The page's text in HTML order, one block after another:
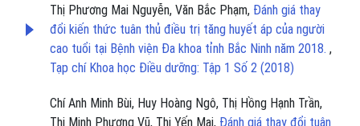
Thị Phương Mai Nguyễn, Văn Bắc Phạm, Đánh giá thay
đổi kiến thức tuân thủ điều trị tăng huyết áp của người
cao tuổi tại Bệnh viện Đa khoa tỉnh Bắc Ninh năm 2018. ,
Tạp chí Khoa học Điều dưỡng: Tập 1 Số 2 (2018)
Chí Anh Minh Bùi, Huy Hoàng Ngô, Thị Hồng Hạnh Trần,
Thị Minh Phượng Vũ, Thị Yến Mai, Đánh giá thay đổi tuân